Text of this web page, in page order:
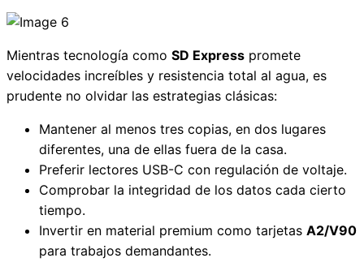
Mientras tecnología como SD Express promete
velocidades increíbles y resistencia total al agua, es
prudente no olvidar las estrategias clásicas:
Mantener al menos tres copias, en dos lugares
diferentes, una de ellas fuera de la casa.
Preferir lectores USB-C con regulación de voltaje.
Comprobar la integridad de los datos cada cierto
tiempo.
Invertir en material premium como tarjetas A2/V90
para trabajos demandantes.